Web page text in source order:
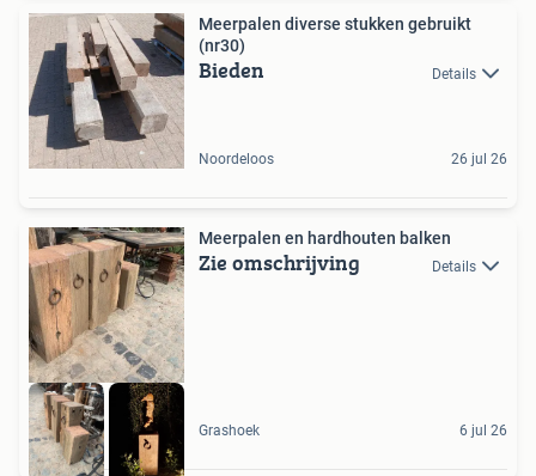
Meerpalen diverse stukken gebruikt
(nr30)
Bieden Details
Noordeloos 26 jul 26
Meerpalen en hardhouten balken
Zie omschrijving Details
Grashoek 6 jul 26